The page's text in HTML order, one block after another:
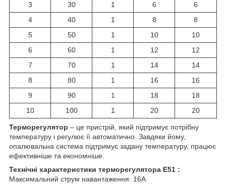
3
30 1 6
6
4
40 1 8
8
5
50 1 10
10
6
60 1 12
12
7
70 1 14
14
8
80 1 16
16
9
90 1 18
18
10
100 1 20 20
Терморегулятор – це пристрій, який підтримує потрібну
температуру і регулює її автоматично. Завдяки йому,
опалювальна система підтримує задану температуру, працює
ефективніше та економніше.
Технічні характеристики терморегулятора Е51 :
Максимальний струм навантаження: 16A